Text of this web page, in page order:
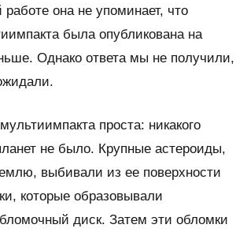
она не упоминает, что
была опубликована на
Однако ответа мы не получили,
проста: никакого
не было. Крупные астероиды,
выбивали из ее поверхности
которые образовывали
диск. Затем эти обломки